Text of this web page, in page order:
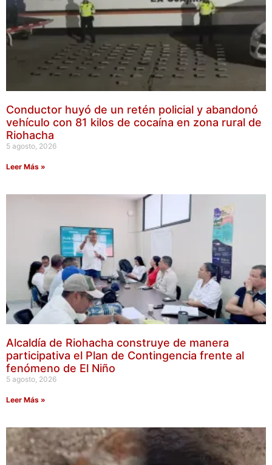
Conductor huyó de un retén policial y abandonó
vehículo con 81 kilos de cocaína en zona rural de
Riohacha
5 agosto, 2026
Leer Más »
Alcaldía de Riohacha construye de manera
participativa el Plan de Contingencia frente al
fenómeno de El Niño
5 agosto, 2026
Leer Más »